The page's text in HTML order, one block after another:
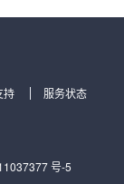
持
服务状态
号-5